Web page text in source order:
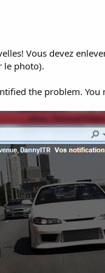
Vous devez
le photo).
the problem.